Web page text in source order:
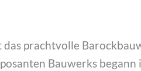
prachtvolle
Bauwerks